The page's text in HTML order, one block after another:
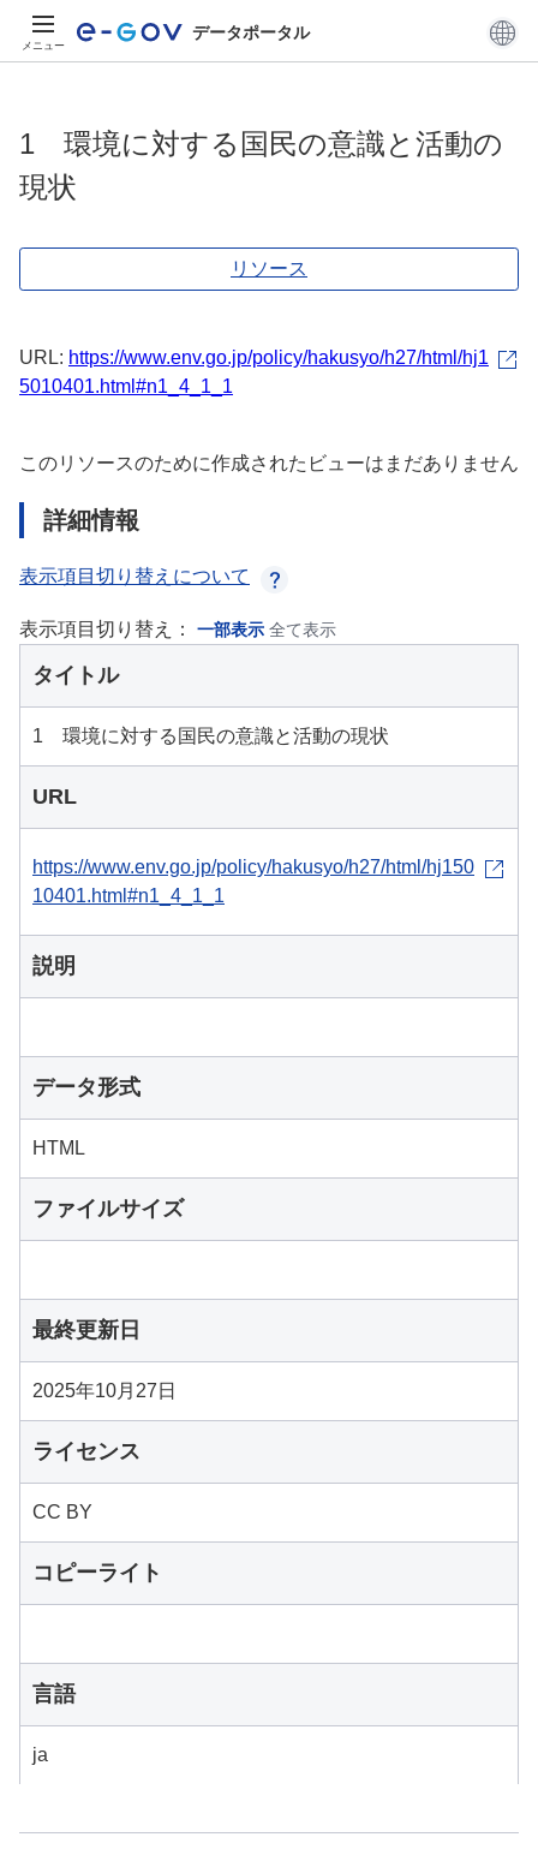
メニュー
データポータル
1 環境に対する国民の意識と活動の
現状
リソース
URL: https://www.env.go.jp/policy/hakusyo/h27/html/hj1
5010401.html#n1_4_1_1
このリソースのために作成されたビューはまだありません
詳細情報
表示項目切り替えについて
表示項目切り替え： 一部表示 全て表示
タイトル
1 環境に対する国民の意識と活動の現状
URL
https://www.env.go.jp/policy/hakusyo/h27/html/hj150
10401.html#n1_4_1_1
説明
データ形式
HTML
ファイルサイズ
最終更新日
2025年10月27日
ライセンス
CC BY
コピーライト
言語
ja